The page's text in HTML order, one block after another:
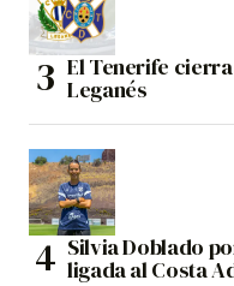
El Tenerife
Leganés
Silvia Doblado
ligada al Costa